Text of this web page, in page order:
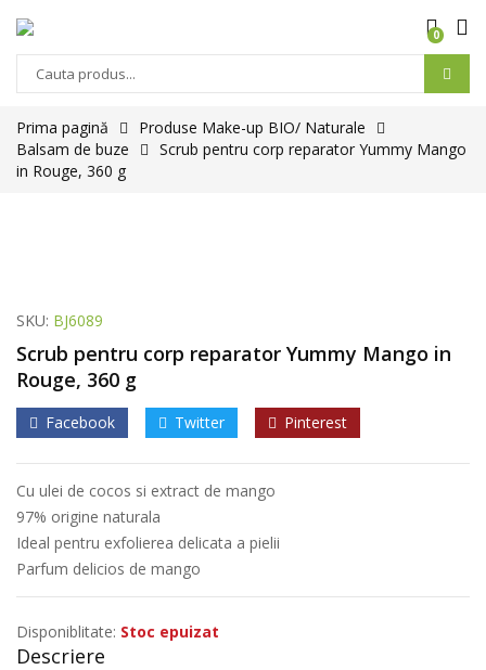
0
Prima pagină
Produse Make-up BIO/ Naturale
Balsam de buze
Scrub pentru corp reparator Yummy Mango
in Rouge, 360 g
SKU: BJ6089
Scrub pentru corp reparator Yummy Mango in
Rouge, 360 g
Facebook Twitter Pinterest
Cu ulei de cocos si extract de mango
97% origine naturala
Ideal pentru exfolierea delicata a pielii
Parfum delicios de mango
Disponiblitate: Stoc epuizat
Descriere